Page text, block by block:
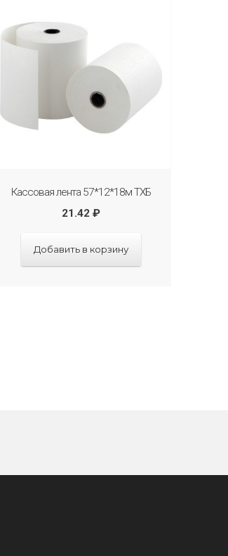
Кассовая лента 57*12*18м ТХБ
21.42 ₽
Добавить в корзину